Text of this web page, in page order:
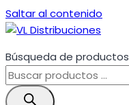
Saltar al contenido
Búsqueda de productos